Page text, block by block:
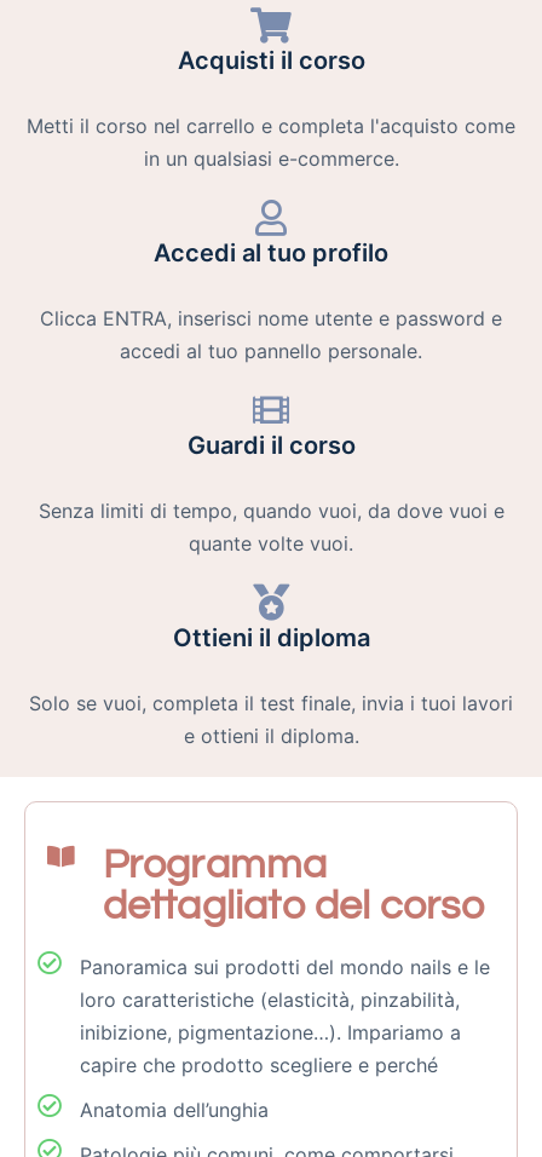
Acquisti il corso
Metti il corso nel carrello e completa l'acquisto come
in un qualsiasi e-commerce.
Accedi al tuo profilo
Clicca ENTRA, inserisci nome utente e password e
accedi al tuo pannello personale.
Guardi il corso
Senza limiti di tempo, quando vuoi, da dove vuoi e
quante volte vuoi.
Ottieni il diploma
Solo se vuoi, completa il test finale, invia i tuoi lavori
e ottieni il diploma.
Programma
dettagliato del corso
Panoramica sui prodotti del mondo nails e le
loro caratteristiche (elasticità, pinzabilità,
inibizione, pigmentazione…). Impariamo a
capire che prodotto scegliere e perché
Anatomia dell’unghia